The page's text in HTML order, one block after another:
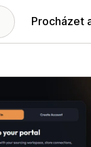
Procházet